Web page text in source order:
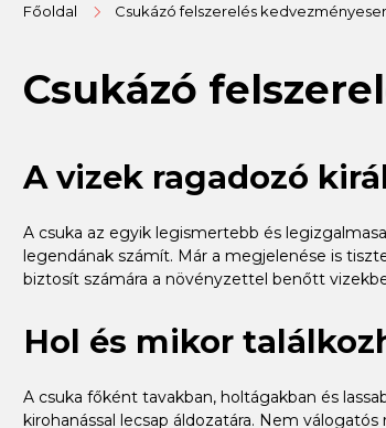
Főoldal Csukázó felszerelés
Csukázó
A vizek ragadozó
A csuka az egyik legismertebb és
legendának számít. Már a megjelenése is
biztosít számára a növényzettel benőtt
Hol és mikor
A csuka főként tavakban, holtágakban és
kirohanással lecsap áldozatára. Nem